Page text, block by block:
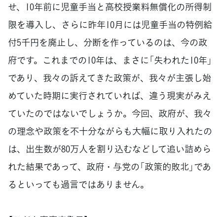
せ、10年前に児童手当と高校授業料無償化の所得制
限を導入し、さらに昨年10月には児童手当の特例給
付5千円を廃止し、分断を作っているのは、今の政
府です。これまでの10年は、まさに「失われた10年」
であり、我々の訴えてきた政策が、我々が主張し始
めていた時期に実行されていれば、違う現実がみえ
ていたのではないでしょうか。今回、政府が、我々
の理念や政策を不十分ながらも大幅に取り入れたの
は、出生数が80万人を割り込むなどして追い詰めら
れた結果であって、政府・与党の「政策的敗北」であ
るといっても過言ではありません。